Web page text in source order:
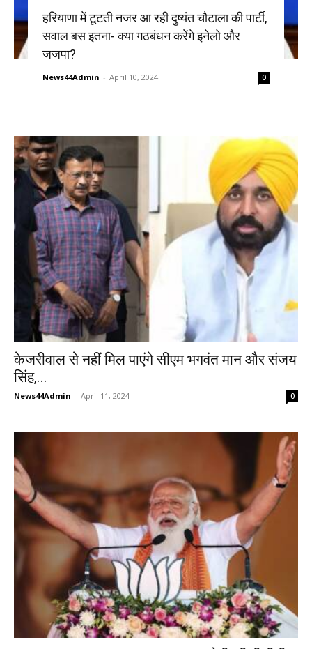
हरियाणा में टूटती नजर आ रही दुष्यंत चौटाला की पार्टी,
सवाल बस इतना- क्या गठबंधन करेंगे इनेलो और
जजपा?
News44Admin - April 10, 2024 0
केजरीवाल से नहीं मिल पाएंगे सीएम भगवंत मान और संजय
सिंह,...
News44Admin - April 11, 2024 0